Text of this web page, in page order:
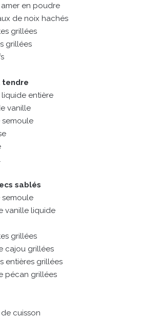
en poudre
de noix hachés
grillées
grillées
tendre
entière
vanille
semoule
sablés
semoule
vanille liquide
grillées
cajou grillées
entières grillées
pécan grillées
cuisson